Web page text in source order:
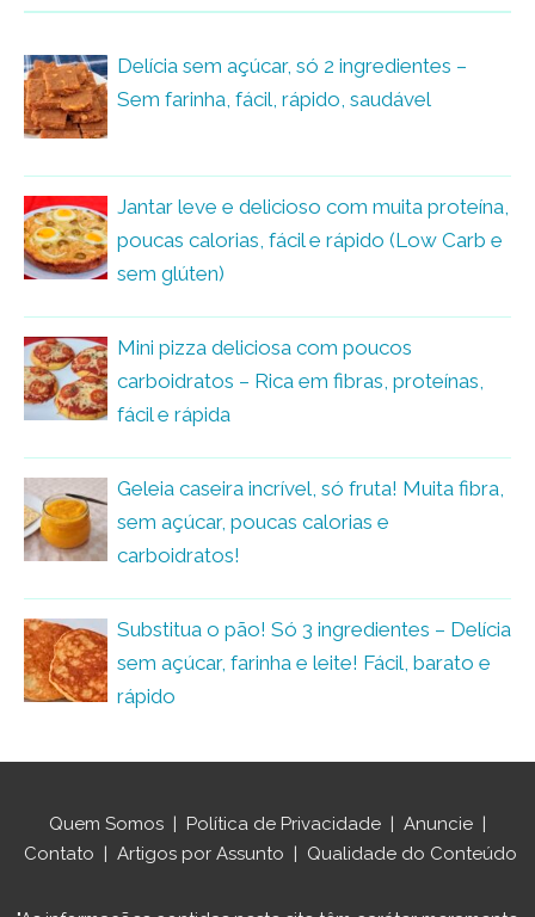
Delícia sem açúcar, só 2 ingredientes –
Sem farinha, fácil, rápido, saudável
Jantar leve e delicioso com muita proteína,
poucas calorias, fácil e rápido (Low Carb e
sem glúten)
Mini pizza deliciosa com poucos
carboidratos – Rica em fibras, proteínas,
fácil e rápida
Geleia caseira incrível, só fruta! Muita fibra,
sem açúcar, poucas calorias e
carboidratos!
Substitua o pão! Só 3 ingredientes – Delícia
sem açúcar, farinha e leite! Fácil, barato e
rápido
Quem Somos | Política de Privacidade | Anuncie |
Contato | Artigos por Assunto | Qualidade do Conteúdo